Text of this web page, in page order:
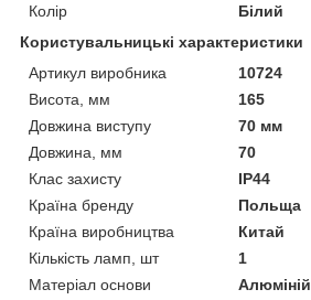
Колір
Білий
Користувальницькі характеристики
Артикул виробника
10724
Висота, мм
165
Довжина виступу
70 мм
Довжина, мм
70
Клас захисту
IP44
Країна бренду
Польща
Країна виробництва
Китай
Кількість ламп, шт
1
Матеріал основи
Алюміній